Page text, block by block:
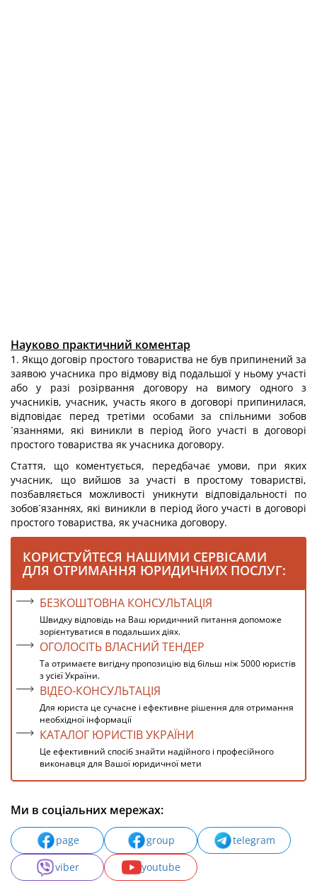
Науково практичний коментар
1. Якщо договір простого товариства не був припинений за
заявою учасника про відмову від подальшої у ньому участі
або у разі розірвання договору на вимогу одного з
учасників, учасник, участь якого в договорі припинилася,
відповідає перед третіми особами за спільними зобов
´язаннями, які виникли в період його участі в договорі
простого товариства як учасника договору.
Стаття, що коментується, передбачає умови, при яких
учасник, що вийшов за участі в простому товаристві,
позбавляється можливості уникнути відповідальності по
зобов´язаннях, які виникли в період його участі в договорі
простого товариства, як учасника договору.
КОРИСТУЙТЕСЯ НАШИМИ СЕРВІСАМИ
ДЛЯ ОТРИМАННЯ ЮРИДИЧНИХ ПОСЛУГ:
БЕЗКОШТОВНА КОНСУЛЬТАЦІЯ
Швидку відповідь на Ваш юридичний питання допоможе
зорієнтуватися в подальших діях.
ОГОЛОСІТЬ ВЛАСНИЙ ТЕНДЕР
Та отримаєте вигідну пропозицію від більш ніж 5000 юристів
з усієї України.
ВІДЕО-КОНСУЛЬТАЦІЯ
Для юриста це сучасне і ефективне рішення для отримання
необхідної інформації
КАТАЛОГ ЮРИСТІВ УКРАЇНИ
Це ефективний спосіб знайти надійного і професійного
виконавця для Вашої юридичної мети
Ми в соціальних мережах:
page group
telegram
viber
youtube